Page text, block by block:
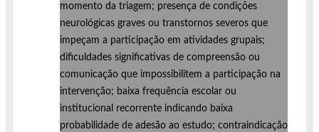
momento da triagem; presença de condições
neurológicas graves ou transtornos severos que
impeçam a participação em atividades grupais;
dificuldades significativas de compreensão ou
comunicação que impossibilitem a participação na
intervenção; baixa frequência escolar ou
institucional recorrente indicando baixa
probabilidade de adesão ao estudo; contraindicação